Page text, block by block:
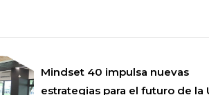
Mindset 40 impulsa nuevas
estrategias para el futuro de la